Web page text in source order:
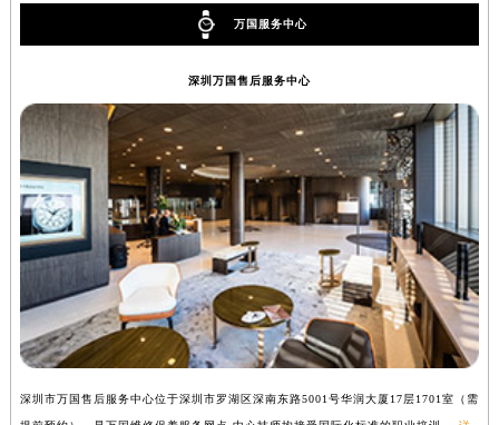
万国服务中心
深圳万国售后服务中心
深圳市万国售后服务中心位于深圳市罗湖区深南东路5001号华润大厦17层1701室（需